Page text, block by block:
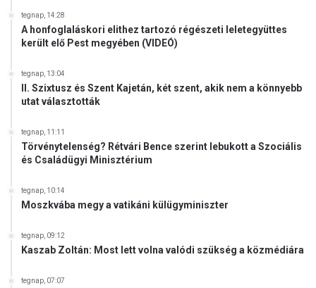
tegnap, 14:28
A honfoglaláskori elithez tartozó régészeti leletegyüttes
került elő Pest megyében (VIDEÓ)
tegnap, 13:04
II. Szixtusz és Szent Kajetán, két szent, akik nem a könnyebb
utat választották
tegnap, 11:11
Törvénytelenség? Rétvári Bence szerint lebukott a Szociális
és Családügyi Minisztérium
tegnap, 10:14
Moszkvába megy a vatikáni külügyminiszter
tegnap, 09:12
Kaszab Zoltán: Most lett volna valódi szükség a közmédiára
tegnap, 07:07